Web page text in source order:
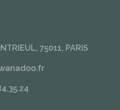
75011, PARIS